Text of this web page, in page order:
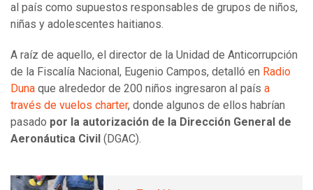
al país como supuestos responsables de grupos de niños,
niñas y adolescentes haitianos.
A raíz de aquello, el director de la Unidad de Anticorrupción
de la Fiscalía Nacional, Eugenio Campos, detalló en Radio
Duna que alrededor de 200 niños ingresaron al país a
través de vuelos charter, donde algunos de ellos habrían
pasado por la autorización de la Dirección General de
Aeronáutica Civil (DGAC).